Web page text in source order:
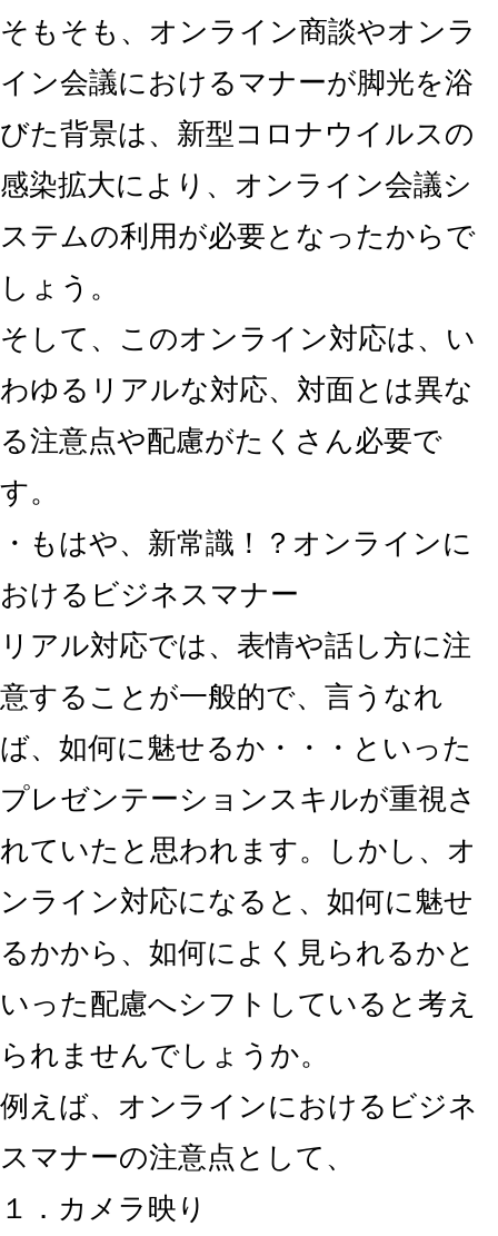
そもそも、オンライン商談やオンラ
イン会議におけるマナーが脚光を浴
びた背景は、新型コロナウイルスの
感染拡大により、オンライン会議シ
ステムの利用が必要となったからで
しょう。
そして、このオンライン対応は、い
わゆるリアルな対応、対面とは異な
る注意点や配慮がたくさん必要で
す。
・もはや、新常識！？オンラインに
おけるビジネスマナー
リアル対応では、表情や話し方に注
意することが一般的で、言うなれ
ば、如何に魅せるか・・・といった
プレゼンテーションスキルが重視さ
れていたと思われます。しかし、オ
ンライン対応になると、如何に魅せ
るかから、如何によく見られるかと
いった配慮へシフトしていると考え
られませんでしょうか。
例えば、オンラインにおけるビジネ
スマナーの注意点として、
１．カメラ映り